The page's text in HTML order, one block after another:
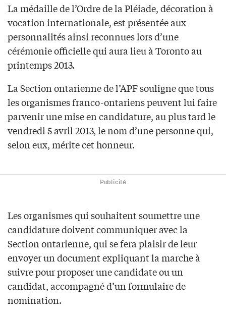
La médaille de l’Ordre de la Pléiade, décoration à
vocation internationale, est présentée aux
personnalités ainsi reconnues lors d’une
cérémonie officielle qui aura lieu à Toronto au
printemps 2013.
La Section ontarienne de l’APF souligne que tous
les organismes franco-ontariens peuvent lui faire
parvenir une mise en candidature, au plus tard le
vendredi 5 avril 2013, le nom d’une personne qui,
selon eux, mérite cet honneur.
Publicité
Les organismes qui souhaitent soumettre une
candidature doivent communiquer avec la
Section ontarienne, qui se fera plaisir de leur
envoyer un document expliquant la marche à
suivre pour proposer une candidate ou un
candidat, accompagné d’un formulaire de
nomination.